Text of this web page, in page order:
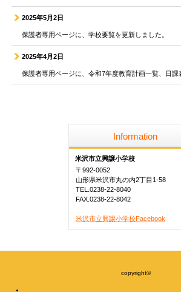
2025年5月2日
保護者専用ページに、学校要覧を更新しました。
2025年4月2日
保護者専用ページに、令和7年度教育計画一覧、日課
Information
米沢市立興譲小学校
〒992-0052
山形県米沢市丸の内2丁目1-58
TEL.0238-22-8040
FAX.0238-22-8042
米沢市立興譲小学校Facebook
copyright©